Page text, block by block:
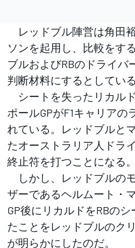
レッドブル陣営は角田
ソンを起用し、比較をす
ブルおよびRBのドライバ
判断材料にするとしている
シートを失ったリカル
ポールGPがF1キャリアの
れている。レッドブルと
たオーストラリア人ドラ
終止符を打つことになる。
しかし、レッドブルの
ザーであるヘルムート・
GP後にリカルドをRBの
たことをレッドブルのク
が明らかにしたのだ。